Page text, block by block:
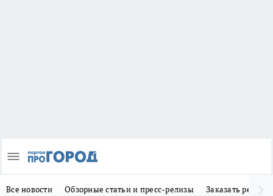
Все новости Обзорные статьи и пресс-релизы Заказать